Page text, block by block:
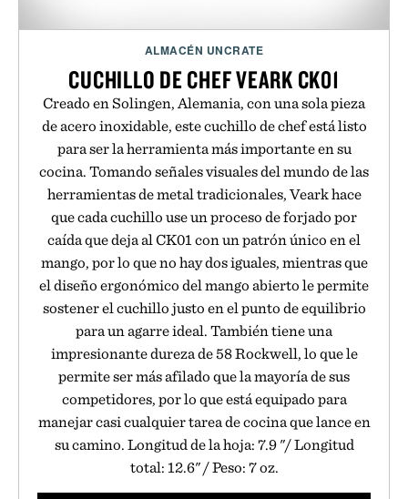
ALMACÉN UNCRATE
CUCHILLO DE CHEF VEARK CK01
Creado en Solingen, Alemania, con una sola pieza
de acero inoxidable, este cuchillo de chef está listo
para ser la herramienta más importante en su
cocina. Tomando señales visuales del mundo de las
herramientas de metal tradicionales, Veark hace
que cada cuchillo use un proceso de forjado por
caída que deja al CK01 con un patrón único en el
mango, por lo que no hay dos iguales, mientras que
el diseño ergonómico del mango abierto le permite
sostener el cuchillo justo en el punto de equilibrio
para un agarre ideal. También tiene una
impresionante dureza de 58 Rockwell, lo que le
permite ser más afilado que la mayoría de sus
competidores, por lo que está equipado para
manejar casi cualquier tarea de cocina que lance en
su camino. Longitud de la hoja: 7.9 "/ Longitud
total: 12.6" / Peso: 7 oz.